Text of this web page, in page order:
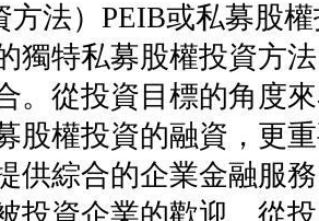
方法）PEIB或私募股
獨特私募股權投資方
。從投資目標的角度
股權投資的融資，更
供綜合的企業金融服
投資企業的歡迎。從